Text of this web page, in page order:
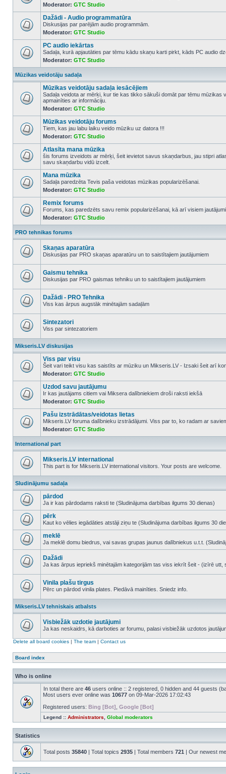
No
unread
posts
Moderator: GTC Studio
No
unread
posts
Dažādi - Audio programmatūra
Diskusijas par parējām audio programmām.
Moderator: GTC Studio
No
unread
posts
PC audio iekārtas
Sadaļa, kurā apjautāties par tēmu kādu skaņu karti pirkt, kāds PC audio
Moderator: GTC Studio
Mūzikas veidotāju sadaļa
No
posts
Mūzikas veidotāju sadaļa iesācējiem
Sadaļa veidota ar mērķi, kur tie kas tikko sākuši domāt par tēmu mūzikas
apmainīties ar informāciju.
Moderator: GTC Studio
No
unread
posts
Mūzikas veidotāju forums
Tiem, kas jau labu laiku veido mūziku uz datora !!!
Moderator: GTC Studio
No
unread
posts
Atlasīta mana mūzika
šis forums izveidots ar mērķi, šeit ievietot savus skaņdarbus, jau stipri
savu skaņdarbu vidū izcelt.
No
unread
posts
Mana mūzika
Sadaļa paredzēta Tevis paša veidotas mūzikas popularizēšanai.
Moderator: GTC Studio
No
unread
posts
Remix forums
Forums, kas paredzēts savu remix popularizēšanai, kā arī visiem
Moderator: GTC Studio
PRO tehnikas forums
unread
posts
Skaņas aparatūra
Diskusijas par PRO skaņas aparatūru un to saistītajiem jautājumiem
unread
posts
Gaismu tehnika
Diskusijas par PRO gaismas tehniku un to saistītajiem jautājumiem
unread
posts
Dažādi - PRO Tehnika
Viss kas ārpus augstāk minētajām sadaļām
unread
posts
Sintezatori
Viss par sintezatoriem
Mikseris.LV diskusijas
No
unread
posts
Viss par visu
Šeit vari teikt visu kas saistīts ar mūziku un Mikseris.LV - Izsaki šeit arī
Moderator: GTC Studio
No
unread
posts
Uzdod savu jautājumu
Ir kas jautājams citiem vai Miksera dalībniekiem droši raksti iekšā
Moderator: GTC Studio
No
unread
posts
Pašu izstrādātas/veidotas lietas
Mikseris.LV foruma dalībnieku izstrādājumi. Viss par to, ko radam ar
Moderator: GTC Studio
International part
unread
posts
Mikseris.LV international
This part is for Mikseris.LV international visitors. Your posts are welcome.
Sludinājumu sadaļa
unread
posts
pārdod
Ja ir kas pārdodams raksti te (Sludinājuma darbības ilgums 30 dienas)
unread
posts
pērk
Kaut ko vēlies iegādāties atstāji ziņu te (Sludinājuma darbības ilgums 30
unread
posts
meklē
Ja meklē domu biedrus, vai savas grupas jaunus dalībniekus u.t.t.
unread
posts
Dažādi
Ja kas ārpus iepriekš minētajām kategorijām tas viss iekrīt šeit - (izīrē utt,
unread
posts
Vinila plašu tirgus
Pērc un pārdod vinila plates. Piedāvā mainīties. Sniedz info.
Mikseris.LV tehniskais atbalsts
unread
Visbiežāk uzdotie jautājumi
Ja kas neskaidrs, kā darboties ar forumu, palasi visbiežāk uzdotos
Delete all board cookies | The team | Contact us
Board index
Who is online
In total there are 46 users online :: 2 registered, 0 hidden and 44 guests
Most users ever online was 10677 on 09-Mar-2026 17:02:43
Registered users: Bing [Bot] Google [Bot]
Legend :: Administrators Global moderators
Statistics
Total posts 35840 | Total topics 2935 | Total members 721 | Our newest